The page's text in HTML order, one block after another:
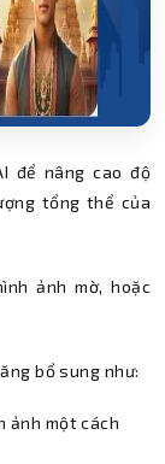
để nâng cao độ
tổng thể của
ảnh mờ, hoặc
bổ sung như:
ảnh một cách